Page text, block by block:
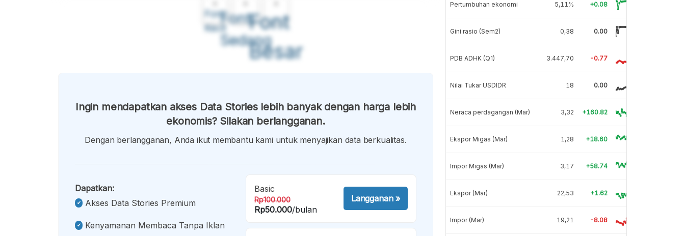
Font
Kecil
Font
Sedang
Font
Besar
Ingin mendapatkan akses Data Stories lebih banyak dengan harga lebih
ekonomis? Silakan berlangganan.
Dengan berlangganan, Anda ikut membantu kami untuk menyajikan data berkualitas.
Dapatkan:
Akses Data Stories Premium
Kenyamanan Membaca Tanpa Iklan
Basic
Rp100.000
Rp50.000/bulan
Langganan»
Pertumbuhan ekonomi 5,11% +0.08
Gini rasio (Sem2) 0,38 0.00
PDB ADHK (Q1) 3.447,70 -0.77
Nilai Tukar USDIDR 18 0.00
Neraca perdagangan (Mar) 3,32 +160.82
Ekspor Migas (Mar) 1,28 +18.60
Impor Migas (Mar) 3,17 +58.74
Ekspor (Mar) 22,53 +1.62
Impor (Mar) 19,21 -8.08